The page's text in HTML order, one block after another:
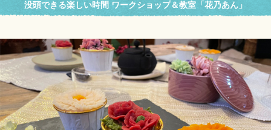
没頭できる楽しい時間 ワークショップ＆教室「花乃あん」